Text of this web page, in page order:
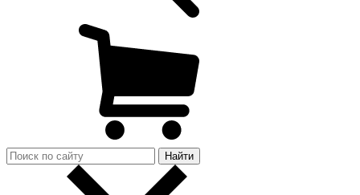
Найти